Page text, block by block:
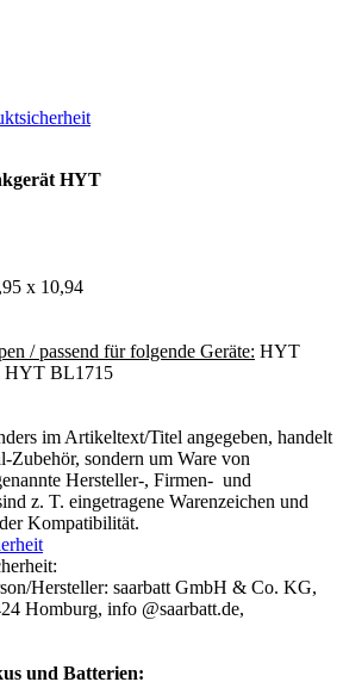
HYT
x 10,94
/ passend für folgende Geräte: HYT
HYT BL1715
im Artikeltext/Titel angegeben, handelt
Zubehör, sondern um Ware von
Hersteller-, Firmen- und
z. T. eingetragene Warenzeichen und
Kompatibilität.
Hersteller: saarbatt GmbH & Co. KG,
Homburg, info @saarbatt.de,
und Batterien: